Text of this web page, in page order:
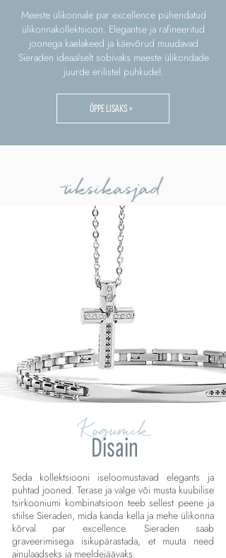
Meeste ülikonnale par excellence pühendatud
ülikonnakollektsioon. Elegantse ja rafineeritud
joonega kaelakeed ja käevõrud muudavad
Sieraden ideaalselt sobivaks meeste ülikondade
juurde erilistel puhkudel.
ÕPPE LISAKS >
üksikasjad
Kogumik
Disain
Seda kollektsiooni iseloomustavad elegants ja
puhtad jooned. Terase ja valge või musta kuubilise
tsirkooniumi kombinatsioon teeb sellest peene ja
stiilse Sieraden, mida kanda kella ja mehe ülikonna
kõrval par excellence. Sieraden saab
graveerimisega isikupärastada, et muuta need
ainulaadseks ja meeldejäävaks.